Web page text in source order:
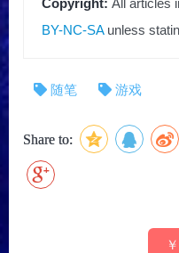
BY-NC-SAunless
随笔 游戏
Share to: